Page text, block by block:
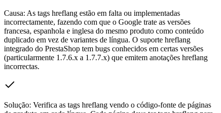
Causa: As tags hreflang estão em falta ou implementadas
incorrectamente, fazendo com que o Google trate as versões
francesa, espanhola e inglesa do mesmo produto como conteúdo
duplicado em vez de variantes de língua. O suporte hreflang
integrado do PrestaShop tem bugs conhecidos em certas versões
(particularmente 1.7.6.x a 1.7.7.x) que emitem anotações hreflang
incorrectas.
Solução: Verifica as tags hreflang vendo o código-fonte de páginas